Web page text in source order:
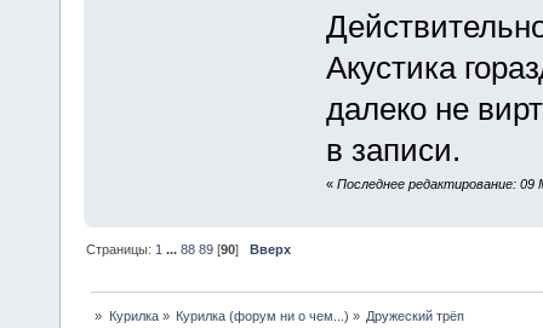
Акустика
далеко не
в записи.
« Последнее редактирование:
Страницы: 1 ...88 89 [90]Вверх
» Курилка» Курилка (форум ни о чем...) » Дружеский трёп